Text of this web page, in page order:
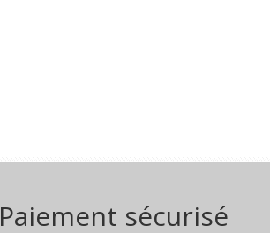
Paiement sécurisé